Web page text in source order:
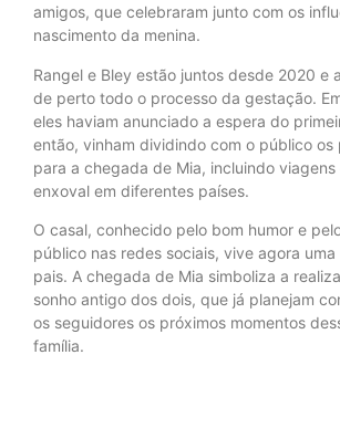
amigos, que celebraram junto com os
nascimento da menina.
Rangel e Bley estão juntos desde 2020 e
de perto todo o processo da gestação.
eles haviam anunciado a espera do
então, vinham dividindo com o público os
para a chegada de Mia, incluindo
enxoval em diferentes países.
O casal, conhecido pelo bom humor e
público nas redes sociais, vive agora
pais. A chegada de Mia simboliza a
sonho antigo dos dois, que já planejam
os seguidores os próximos momentos
família.